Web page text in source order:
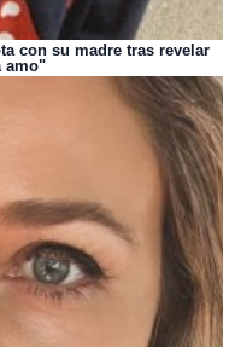
con su madre tras revelar
amo"